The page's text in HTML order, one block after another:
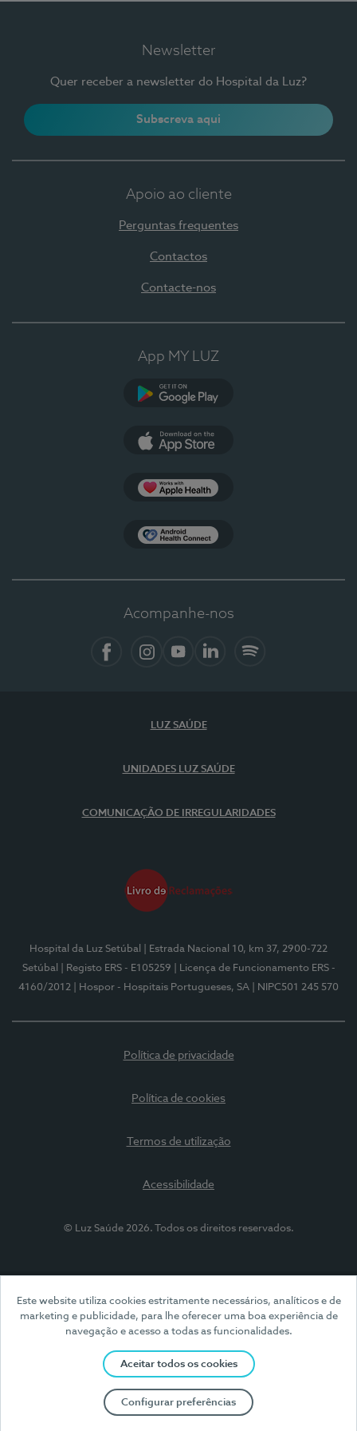
Este website utiliza cookies estritamente necessários, analíticos e de
marketing e publicidade, para lhe oferecer uma boa experiência de
navegação e acesso a todas as funcionalidades.
Aceitar todos os cookies
Configurar preferências
Newsletter
Quer receber a newsletter do Hospital da Luz?
Subscreva aqui
Apoio ao cliente
Perguntas frequentes
Contactos
Contacte-nos
App MY LUZ
Acompanhe-nos
LUZ SAÚDE
UNIDADES LUZ SAÚDE
COMUNICAÇÃO DE IRREGULARIDADES
Hospital da Luz Setúbal
| Estrada Nacional 10, km 37, 2900-722
Setúbal
| Registo ERS - E105259
| Licença de Funcionamento ERS -
4160/2012
| Hospor - Hospitais Portugueses, SA | NIPC501 245 570
Política de privacidade
Política de cookies
Termos de utilização
Acessibilidade
© Luz Saúde 2026. Todos os direitos reservados.